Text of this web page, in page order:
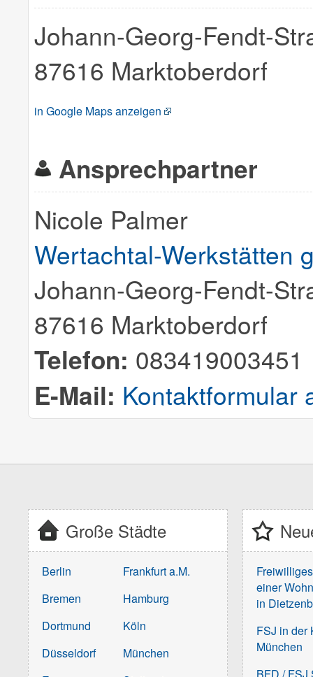
Johann-Georg-Fendt-
87616 Marktoberdorf
in Google Maps anzeigen
Ansprechpartner
Nicole Palmer
Wertachtal-Werkstätten
Johann-Georg-Fendt-
87616 Marktoberdorf
Telefon: 083419003451
E-Mail: Kontaktformular
Große Städte
Berlin
Bremen
Dortmund
Düsseldorf
Frankfurt a.M.
Hamburg
Köln
München
einer
in
FSJ in der
München